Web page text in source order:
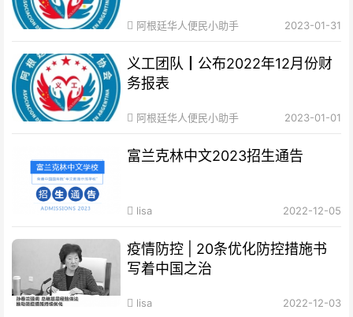
阿根廷华人便民小助手 2023-01-31
义工团队┃公布2022年12月份财
务报表
阿根廷华人便民小助手 2023-01-01
富兰克林中文2023招生通告
lisa 2022-12-05
疫情防控 | 20条优化防控措施书
写着中国之治
lisa 2022-12-03